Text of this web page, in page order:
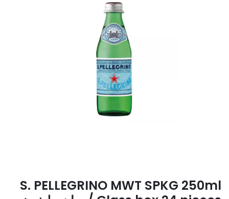
S. PELLEGRINO MWT SPKG 250ml